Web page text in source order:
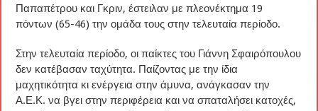
Παπαπέτρου και Γκριν, έστειλαν με πλεονέκτημα 19
πόντων (65-46) την ομάδα τους στην τελευταία περίοδο.
Στην τελευταία περίοδο, οι παίκτες του Γιάννη Σφαιρόπουλου
δεν κατέβασαν ταχύτητα. Παίζοντας με την ίδια
μαχητικότητα κι ενέργεια στην άμυνα, ανάγκασαν την
Α.Ε.Κ. να βγει στην περιφέρεια και να σπαταλήσει κατοχές,